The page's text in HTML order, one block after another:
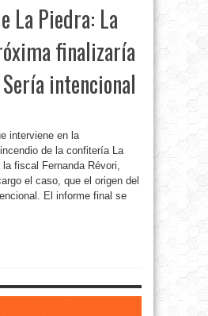
La Piedra: La
finalizaría
intencional
interviene en la
de la confitería La
fiscal Fernanda Révori,
el caso, que el origen del
El informe final se